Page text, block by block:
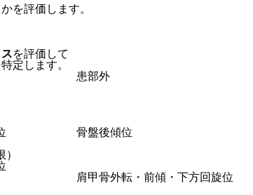
を評価します。
を評価して
定します。
患部外
骨盤後傾位
肩甲骨外転・前傾・下方回旋位